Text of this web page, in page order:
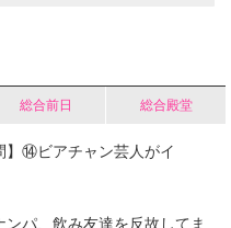
総合前日 総合殿堂
】⑭ビアチャン芸人がイ
パ、飲み友達を反故してま